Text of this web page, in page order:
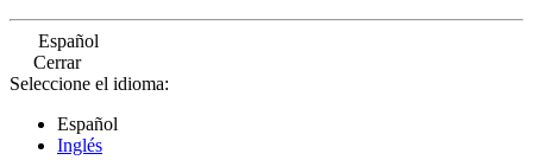
Español
Cerrar
Seleccione el idioma:
Español
Inglés